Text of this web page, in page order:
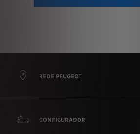
REDE PEUGEOT
CONFIGURADOR